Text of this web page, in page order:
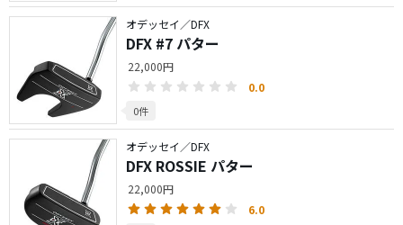
オデッセイ／DFX
DFX #7 パター
22,000円
0.0
0件
オデッセイ／DFX
DFX ROSSIE パター
22,000円
6.0